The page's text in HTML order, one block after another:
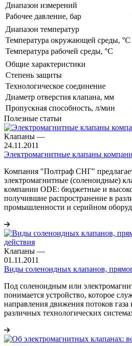
Диапазон измерений
Рабочее давление, бар
Диапазон температур
Температура окружающей среды, °С
Температура рабочей среды, °С
Общие характеристики
Степень защиты
Технологическое соединение
Диаметр отверстия клапана, мм
Пропускная способность, л/мин
Полезные статьи
Клапаны —
24.11.2011
Электромагнитные клапаны
Компания "Полтраф СНГ"
электромагнитные (соленоидные)
кoмпании ODE: бюджетные и
получившие распространение в
промышленности и серийном
Клапаны —
01.11.2011
Виды соленоидных клапанов,
Под соленоидным или
понимается устройство, которое
направления движения потоков
различных технологических